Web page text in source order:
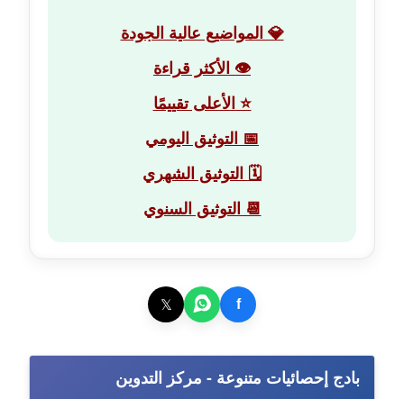
مدونة أمل الجزائرية
مدونة أمل درويش
مدونة أمل زيادة
مدونة امل محمود
مدونة أمل منشاوي
💎 المواضيع عالية الجودة
👁️ الأكثر قراءة
⭐ الأعلى تقييمًا
📅 التوثيق اليومي
🗓️ التوثيق الشهري
📆 التوثيق السنوي
f
𝕏
بادج إحصائيات متنوعة - مركز التدوين